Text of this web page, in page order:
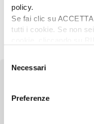
policy.
Se fai clic su
tutti i cookie. Se non
desideri accettare e
delNecessari
Preferenze